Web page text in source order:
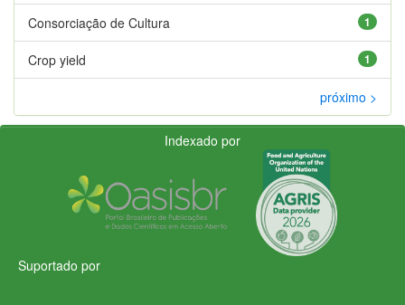
1
Consorciação de Cultura
1
Crop yield
próximo >
Indexado por
Suportado por